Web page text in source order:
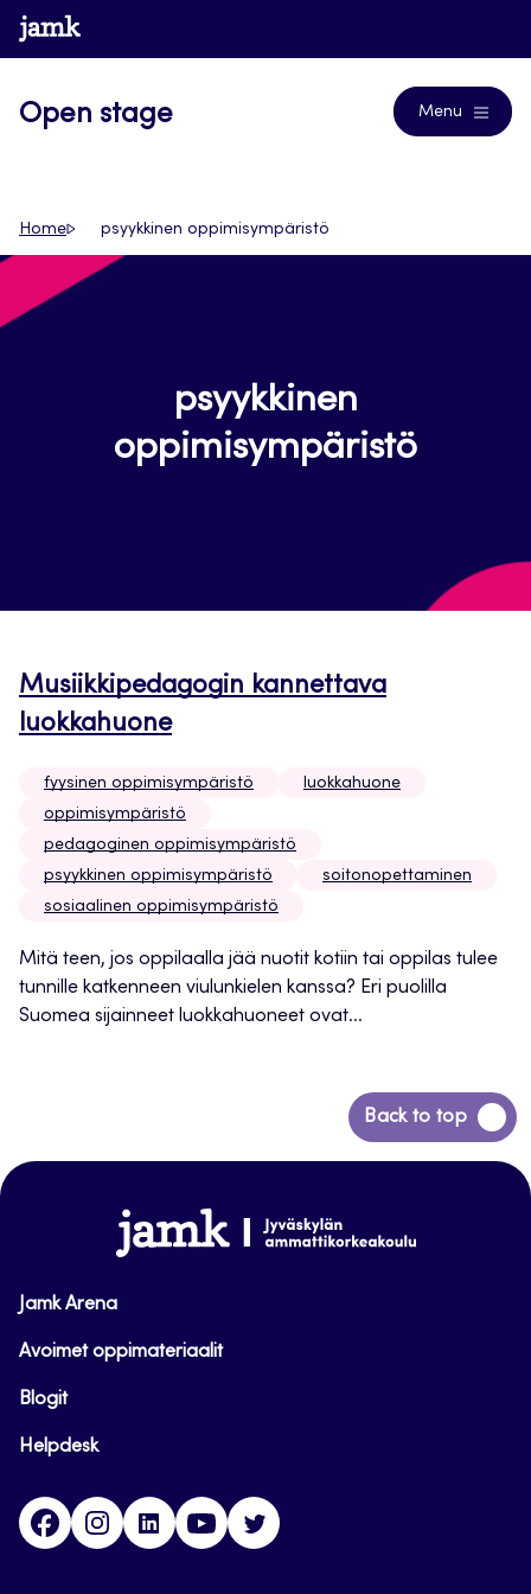
Siirry
suoraan
www.jamk.fi
Open stage Menu
Home psyykkinen oppimisympäristö
psyykkinen
oppimisympäristö
Musiikkipedagogin kannettava
luokkahuone
fyysinen oppimisympäristö
luokkahuone
oppimisympäristö
pedagoginen oppimisympäristö
psyykkinen oppimisympäristö
soitonopettaminen
sosiaalinen oppimisympäristö
Mitä teen, jos oppilaalla jää nuotit kotiin tai oppilas tulee
tunnille katkenneen viulunkielen kanssa? Eri puolilla
Suomea sijainneet luokkahuoneet ovat...
Back to top
Siirry
takaisin
www.jamk.fi
Jamk Arena
Avoimet oppimateriaalit
Blogit
Helpdesk
FacebookInstagram
LinkedInYoutube